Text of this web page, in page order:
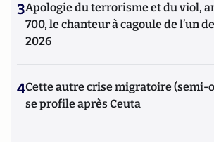
3Apologie du terrorisme et du viol,
700, le chanteur à cagoule de l’un
2026
4Cette autre crise migratoire (semi-
se profile après Ceuta